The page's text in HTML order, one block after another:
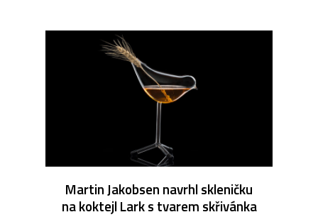
Martin Jakobsen navrhl skleničku
na koktejl Lark s tvarem skřivánka